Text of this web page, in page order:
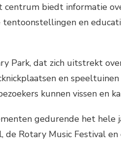
centrum biedt informatie
en
Park, dat zich uitstrekt
en speeltuinen
kunnen vissen en
gedurende het hele
Rotary Music Festival en